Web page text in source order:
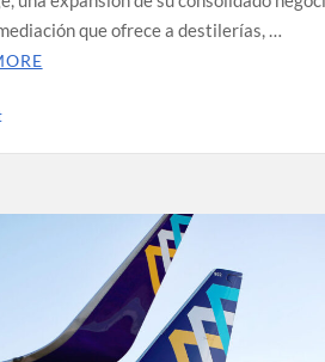
que ofrece a destilerías, …
on
una
para